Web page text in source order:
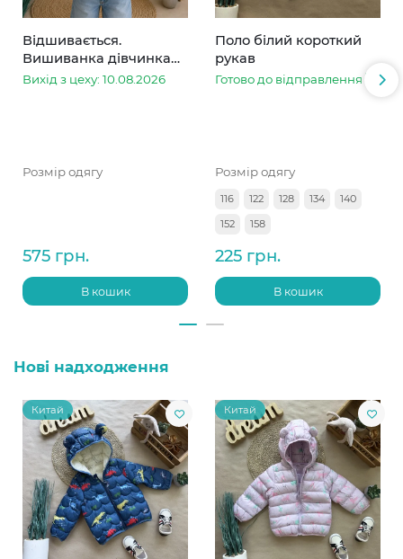
Відшивається.
Вишиванка дівчинка
колоски
Вихід з цеху: 10.08.2026
Розмір одягу
575 грн.
В кошик
Поло білий короткий
рукав
Готово до відправлення
Розмір одягу
116 122 128 134
140
152
158
225 грн.
В кошик
Нові надходження
Китай Китай